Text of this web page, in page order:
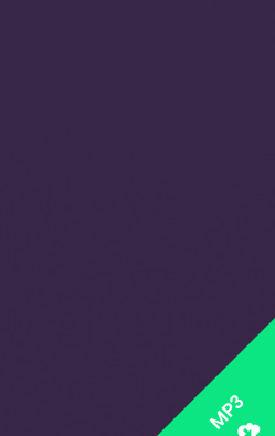
MP3